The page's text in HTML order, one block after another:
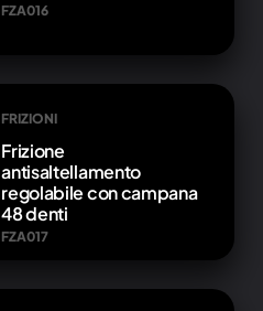
FZA016
FRIZIONI
Frizione
antisaltellamento
regolabile con campana
48 denti
FZA017